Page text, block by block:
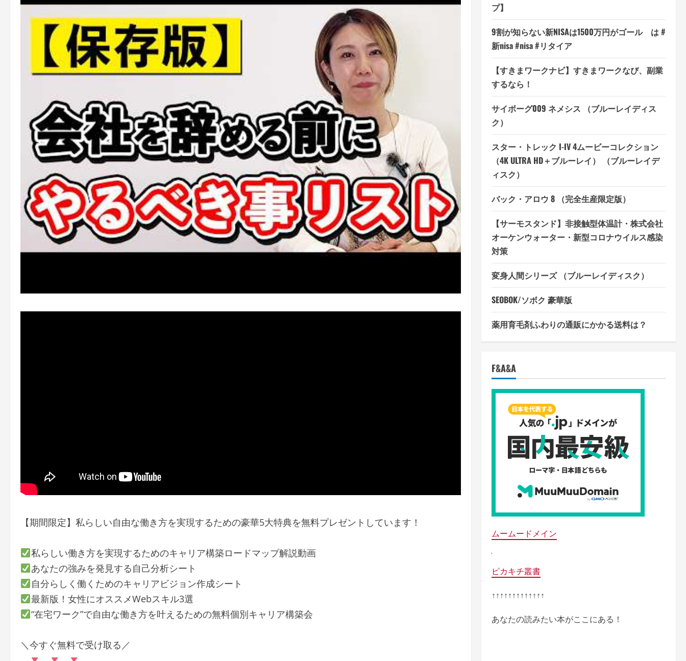
【期間限定】私らしい自由な働き方を実現するための豪華5大特典を無料プレゼントしています！
私らしい働き方を実現するためのキャリア構築ロードマップ解説動画
あなたの強みを発見する自己分析シート
自分らしく働くためのキャリアビジョン作成シート
最新版！女性にオススメWebスキル3選
“在宅ワーク”で自由な働き方を叶えるための無料個別キャリア構築会
＼今すぐ無料で受け取る／
プ】
9割が知らない新NISAは1500万円がゴール は #
新nisa #nisa #リタイア
【すきまワークナビ】すきまワークなび、副業
するなら！
サイボーグ009 ネメシス （ブルーレイディス
ク）
スター・トレック I-IV 4ムービーコレクション
（4K ULTRA HD＋ブルーレイ） （ブルーレイデ
ィスク）
バック・アロウ 8 （完全生産限定版）
【サーモスタンド】非接触型体温計・株式会社
オーケンウォーター・新型コロナウイルス感染
対策
変身人間シリーズ （ブルーレイディスク）
SEOBOK/ソボク 豪華版
薬用育毛剤ふわりの通販にかかる送料は？
F&A&A
ムームードメイン
ピカキチ叢書
↑↑↑↑↑↑↑↑↑↑↑↑↑
あなたの読みたい本がここにある！